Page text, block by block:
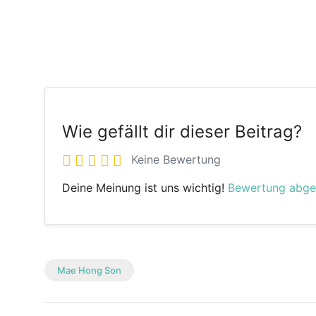
Wie gefällt dir dieser Beitrag?
Keine Bewertung
Deine Meinung ist uns wichtig! Bewertung
Mae Hong Son